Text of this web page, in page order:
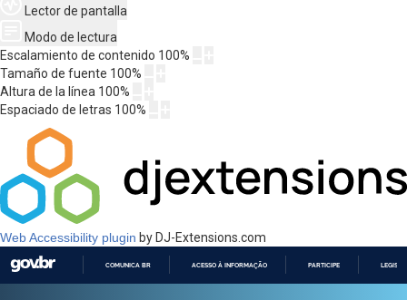
Lector de pantalla
Modo de lectura
Escalamiento de contenido 100%
Tamaño de fuente 100%
Altura de la línea 100%
Espaciado de letras 100%
Web Accessibility plugin by DJ-Extensions.com
COMUNICA BR ACESSO À INFORMAÇÃO PARTICIPE